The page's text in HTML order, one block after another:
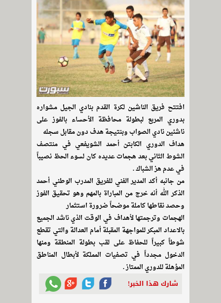
افتتح فريق الناشين لكرة القدم بنادي الجيل مشواره
بدوري المربع لبطولة محافظة الأحساء بالفوز على
ناشئين نادي الصواب وبنتيجة هدف دون مقابل سجله
هداف الدوري الكابتن أحمد الشويفعي في منتصف
الشوط الثاني بعد هجمات عديده كان لسوء الحظ نصيباً
في عدم هز الشباك .
من جانبه أكد المدير الفني للفريق المدرب الوطني أحمد
الذكر الله أنه خرج من المباراة بالمهم وهو تحقيق الفوز
وحصد نقاطها كاملة موضحاً ضرورة استثمار
الهجمات وترجمتها لأهداف في الوقت الذي ناشد الجميع
بالاعداد المبكر للمواجهة المقبلة أمام العدالة والتي تقطع
شوطاً كبيراً للحفاظ على لقب بطولة المنطقة ومنها
الدخول مجدداً في تصفيات المملكة لأبطال المناطق
المؤهلة للدوري الممتاز .
شارك هذا الخبر!